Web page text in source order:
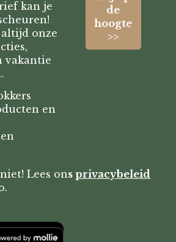
kan je
onze
vakantie
en
Lees onsprivacybeleid